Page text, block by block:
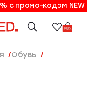
коду NEW
с промо-кодом NEW
Обувь